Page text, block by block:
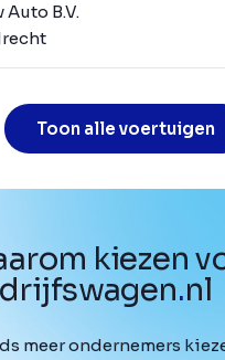
Auto B.V.
Toon alle voertuigen
kiezen
.nl
meer ondernemers